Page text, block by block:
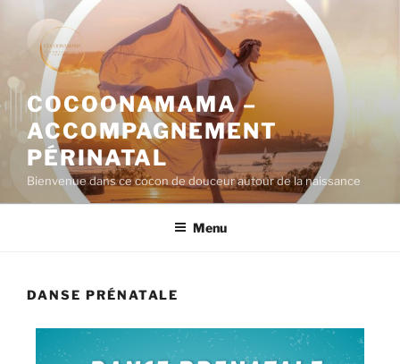
COCOONAMAMA –
ACCOMPAGNEMENT
PÉRINATAL
Bienvenue dans ce cocon de douceur autour de la naissance
Menu
DANSE PRÉNATALE